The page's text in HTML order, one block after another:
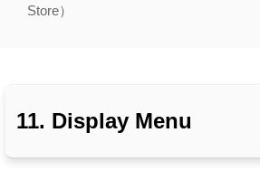
Store）
11. Display Menu